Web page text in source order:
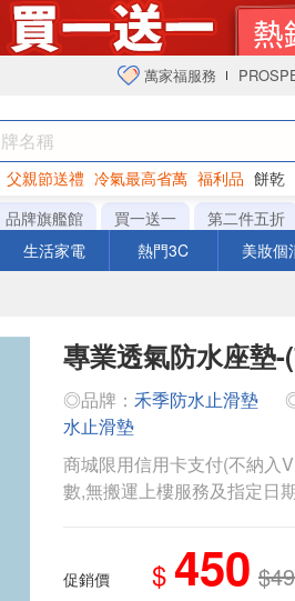
萬家福服務
父親節送禮 冷氣最高省萬 福利品 餅乾
紙
品牌旗艦館 買一送一 第二件五折
生活家電 熱門3C 美妝個
專業透氣防水座墊
◎品牌： 禾季防水止滑墊
水止滑墊
商城限用信用卡支付(不納入
數,無搬運上樓服務及指定日
促銷價 $ 450